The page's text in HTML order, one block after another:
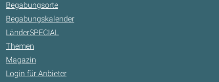
Begabungsorte
Begabungskalender
LänderSPECIAL
Themen
Magazin
Login für Anbieter